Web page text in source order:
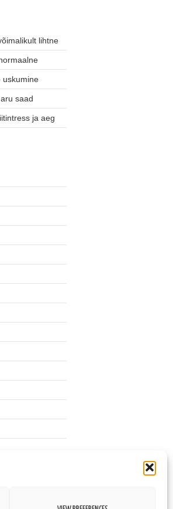
lihtne
uskumine
saad
ja aeg